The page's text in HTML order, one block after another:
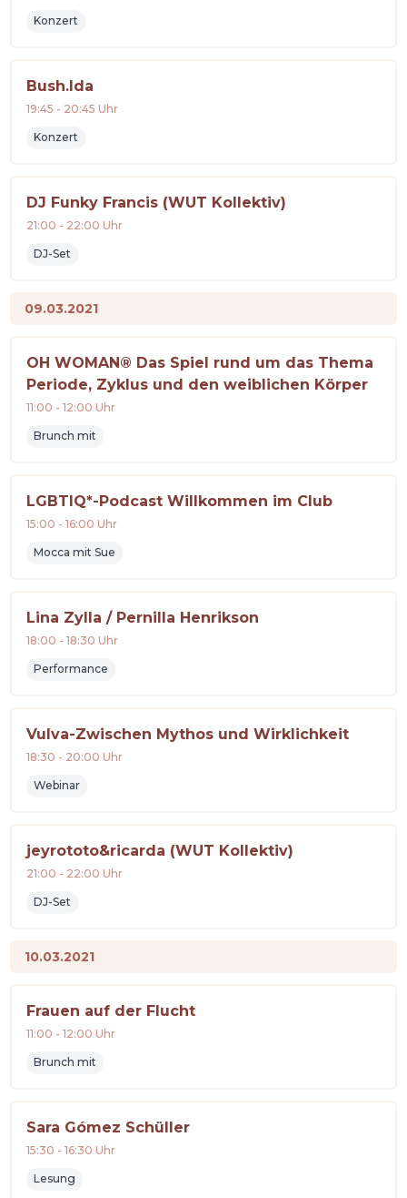
Konzert
Bush.Ida
19:45 - 20:45 Uhr
Konzert
DJ Funky Francis (WUT Kollektiv)
21:00 - 22:00 Uhr
DJ-Set
09.03.2021
OH WOMAN® Das Spiel rund um das Thema
Periode, Zyklus und den weiblichen Körper
11:00 -12:00 Uhr
Brunch mit
LGBTIQ*-Podcast Willkommen im Club
15:00 -16:00 Uhr
Mocca mit Sue
Lina Zylla / Pernilla Henrikson
18:00 -18:30 Uhr
Performance
Vulva-Zwischen Mythos und Wirklichkeit
18:30 - 20:00 Uhr
Webinar
jeyrototo&ricarda (WUT Kollektiv)
21:00 - 22:00 Uhr
DJ-Set
10.03.2021
Frauen auf der Flucht
11:00 -12:00 Uhr
Brunch mit
Sara Gómez Schüller
15:30 -16:30 Uhr
Lesung